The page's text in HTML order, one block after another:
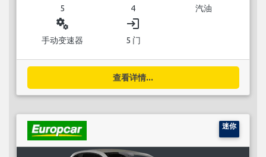
5 4 汽油
miscellaneous_services
手动变速器
login
5 门
查看详情...
迷你